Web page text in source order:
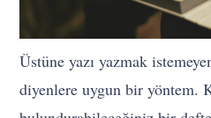
Üstüne yazı yazmak
diyenlere uygun bir yöntem.